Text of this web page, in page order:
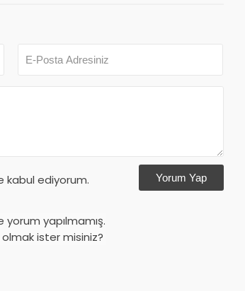
kabul ediyorum. Yorum Yap
yapılmamış.
ister misiniz?